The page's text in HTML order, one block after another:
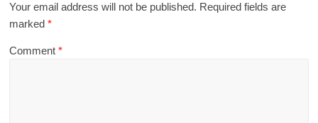
Your email address will not be published. Required fields are
marked*
Comment*